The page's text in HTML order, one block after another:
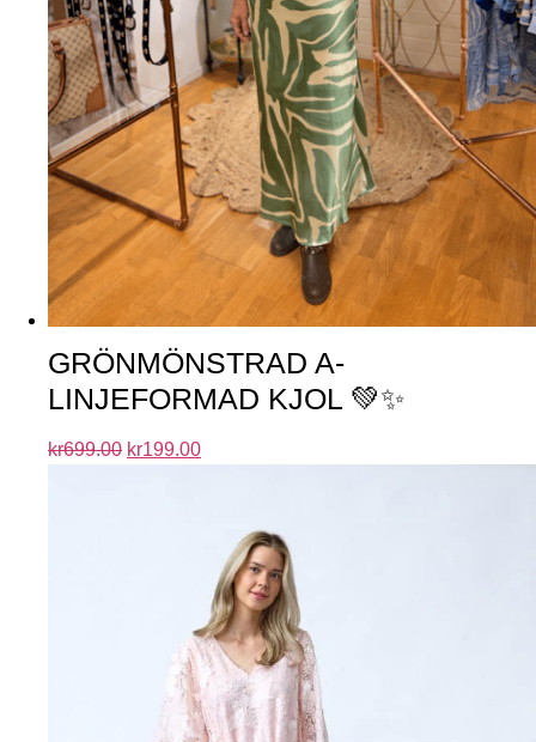
GRÖNMÖNSTRAD A-
LINJEFORMAD KJOL 💚✨
kr699.00 kr199.00